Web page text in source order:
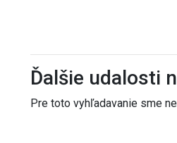
Ďalšie udalosti
Pre toto vyhľadavanie sme